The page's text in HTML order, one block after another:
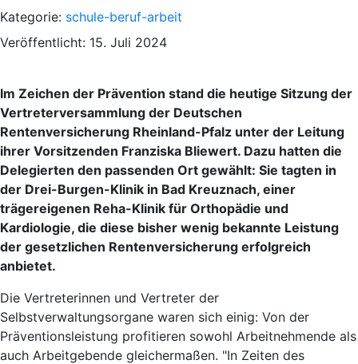
Kategorie: schule-beruf-arbeit
Veröffentlicht: 15. Juli 2024
Im Zeichen der Prävention stand die heutige Sitzung der
Vertreterversammlung der Deutschen
Rentenversicherung Rheinland-Pfalz unter der Leitung
ihrer Vorsitzenden Franziska Bliewert. Dazu hatten die
Delegierten den passenden Ort gewählt: Sie tagten in
der Drei-Burgen-Klinik in Bad Kreuznach, einer
trägereigenen Reha-Klinik für Orthopädie und
Kardiologie, die diese bisher wenig bekannte Leistung
der gesetzlichen Rentenversicherung erfolgreich
anbietet.
Die Vertreterinnen und Vertreter der
Selbstverwaltungsorgane waren sich einig: Von der
Präventionsleistung profitieren sowohl Arbeitnehmende als
auch Arbeitgebende gleichermaßen. "In Zeiten des